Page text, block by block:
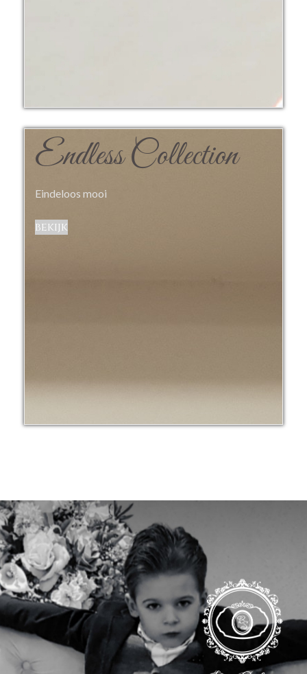
Endless Collection
Eindeloos mooi
bekijk